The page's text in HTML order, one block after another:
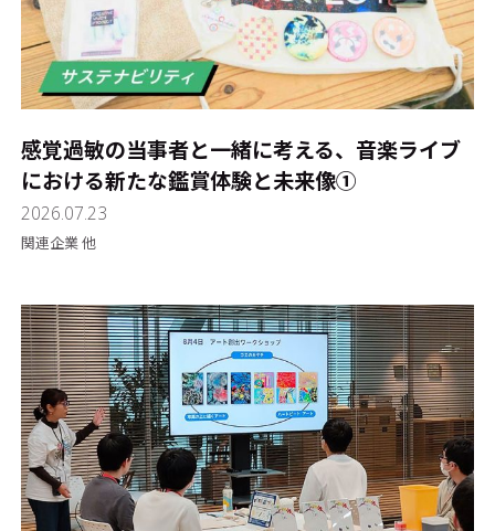
感覚過敏の当事者と一緒に考える、音楽ライブ
における新たな鑑賞体験と未来像①
2026.07.23
関連企業 他